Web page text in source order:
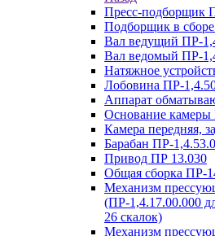
Пресс-подборщик
Подборщик в
Вал ведущий ПР-
Вал ведомый ПР-
Натяжное
Лобовина ПР-
Аппарат
Основание камеры
Камера передняя,
Барабан ПР-
Привод ПР 13.030
Общая сборка ПР-
Механизм
(ПР-1,4.17.00.000
26 скалок)
Механизм